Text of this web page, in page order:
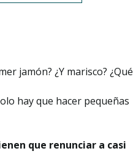
jamón? ¿Y marisco? ¿Qué
hay que hacer pequeñas
que renunciar a casi